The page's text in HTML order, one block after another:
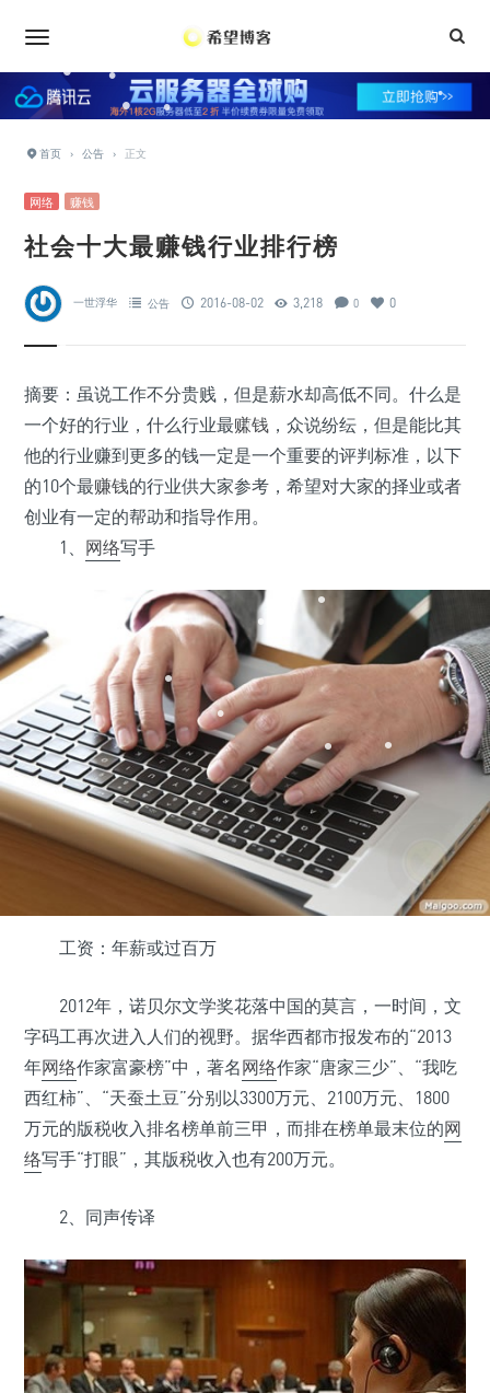
首页 › 公告 › 正文
网络 赚钱
社会十大最赚钱行业排行榜
一世浮华 公告 2016-08-02 3,218 0 0
摘要：虽说工作不分贵贱，但是薪水却高低不同。什么是
一个好的行业，什么行业最赚钱 ，众说纷纭，但是能比其
他的行业赚到更多的钱一定是一个重要的评判标准，以下
的10个最赚钱的行业供大家参考，希望对大家的择业或者
创业有一定的帮助和指导作用。
1、 网络写手
工资：年薪或过百万
2012年，诺贝尔文学奖花落中国的莫言，一时间，文
字码工再次进入人们的视野。据华西都市报发布的“2013
年网络作家富豪榜”中，著名网络作家“唐家三少”、“我吃
西红柿”、“天蚕土豆”分别以3300万元、2100万元、1800
万元的版税收入排名榜单前三甲，而排在榜单最末位的网
络写手“打眼”，其版税收入也有200万元。
2、同声传译
•
•
•
•
•
•
•
•
•
•
•
•
•
•
•
•